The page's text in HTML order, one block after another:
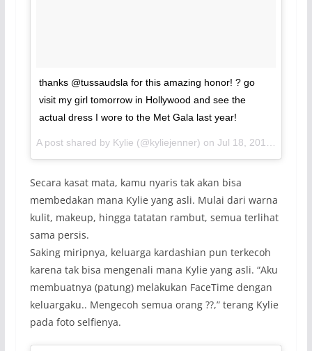
thanks @tussaudsla for this amazing honor! ? go
visit my girl tomorrow in Hollywood and see the
actual dress I wore to the Met Gala last year!
A post shared by Kylie (@kyliejenner) on Jul 18, 2017 at 8:58pm PDT
Secara kasat mata, kamu nyaris tak akan bisa
membedakan mana Kylie yang asli. Mulai dari warna
kulit, makeup, hingga tatatan rambut, semua terlihat
sama persis.
Saking miripnya, keluarga kardashian pun terkecoh
karena tak bisa mengenali mana Kylie yang asli. “Aku
membuatnya (patung) melakukan FaceTime dengan
keluargaku.. Mengecoh semua orang ??,” terang Kylie
pada foto selfienya.